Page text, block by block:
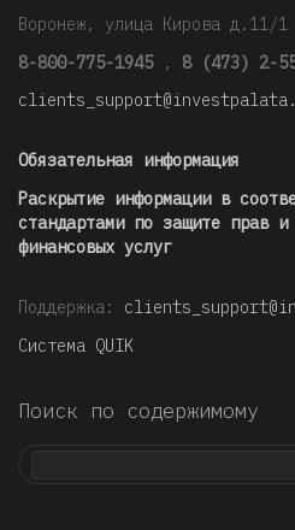
Воронеж, улица Кирова д.11/1
8-800-775-1945 , 8 (473) 2-
Обязательная информация
Раскрытие информации в
стандартами по защите прав и
финансовых услуг
Поддержка:
Система QUIK
Поиск по содержимому